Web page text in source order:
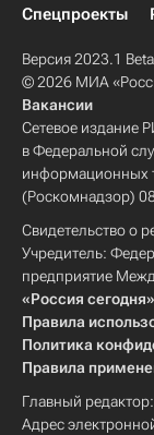
Спецпроекты
Версия 2023.1 Beta
© 2026 МИА
Вакансии
Сетевое издание
в Федеральной
информационных
(Роскомнадзор)
Свидетельство о
Учредитель:
предприятие
«Россия сегодня»
Правила
Политика
Правила
Главный редактор:
Адрес